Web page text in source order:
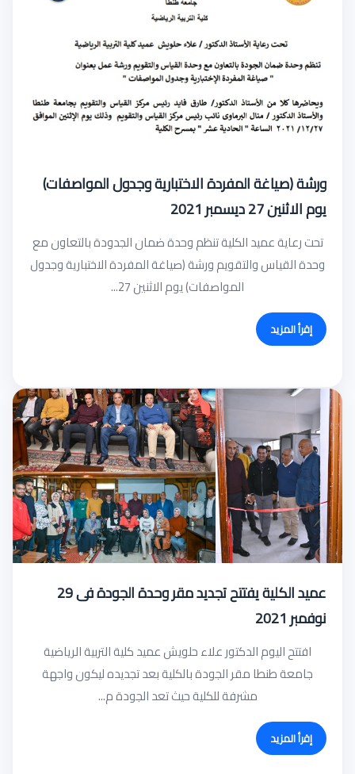
ورشة (صياغة المفردة الاختبارية وجدول المواصفات)
يوم الاثنين 27 ديسمبر 2021
تحت رعاية عميد الكلية تنظم وحدة ضمان الجدودة بالتعاون مع
وحدة القياس والتقويم ورشة (صياغة المفردة الاختبارية وجدول
المواصفات) يوم الاثنين 27...
إقرأ المزيد
عميد الكلية يفتتح تجديد مقر وحدة الجودة فى 29
نوفمبر 2021
افتتح اليوم الدكتور علاء حلويش عميد كلية التربية الرياضية
جامعة طنطا مقر الجودة بالكلية بعد تجديده ليكون واجهة
مشرفة للكلية حيث تعد الجودة م...
إقرأ المزيد